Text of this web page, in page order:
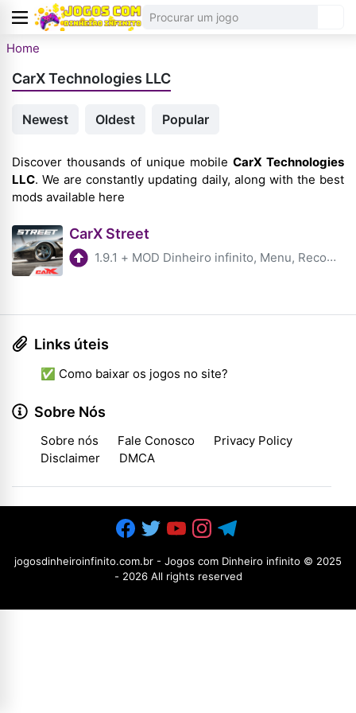
Home
CarX Technologies LLC
Newest Oldest Popular
Discover thousands of unique mobile CarX Technologies
LLC. We are constantly updating daily, along with the best
mods available here
CarX Street
1.9.1 + MOD Dinheiro infinito, Menu, Recompensas Grátis
Links úteis
✅ Como baixar os jogos no site?
Sobre Nós
Sobre nós Fale Conosco
Privacy Policy
Disclaimer
DMCA
jogosdinheiroinfinito.com.br - Jogos com Dinheiro infinito © 2025
- 2026 All rights reserved